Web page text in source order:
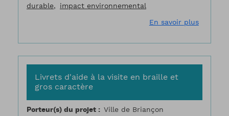
durable
impact environnemental
En savoir plussur L'île
Livrets d'aide à la visite en braille et
gros caractère
Porteur(s) du projet
Ville de Briançon